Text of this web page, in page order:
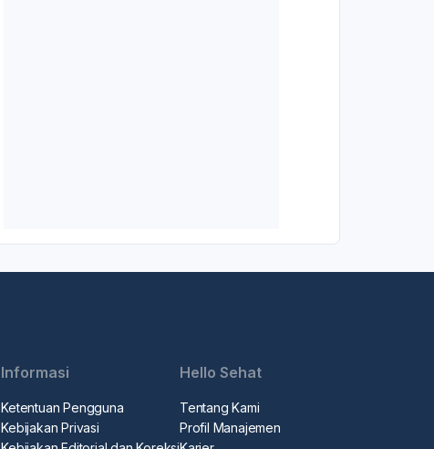
Informasi
Ketentuan Pengguna
Kebijakan Privasi
Hello Sehat
Tentang Kami
Profil Manajemen